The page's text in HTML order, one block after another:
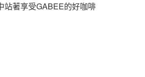
站著享受GABEE的好咖啡